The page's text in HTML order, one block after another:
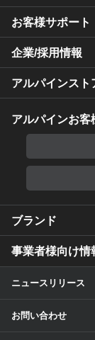
お客様サポート
企業/採用情報
アルパインスト
アルパインお客
ブランド
事業者様向け情
ニュースリリース
お問い合わせ